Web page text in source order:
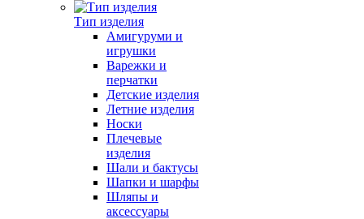
Тип изделия
Амигуруми и
игрушки
Варежки и
перчатки
Детские изделия
Летние изделия
Носки
Плечевые
изделия
Шали и бактусы
Шапки и шарфы
Шляпы и
аксессуары